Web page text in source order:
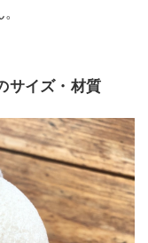
サイズ・材質